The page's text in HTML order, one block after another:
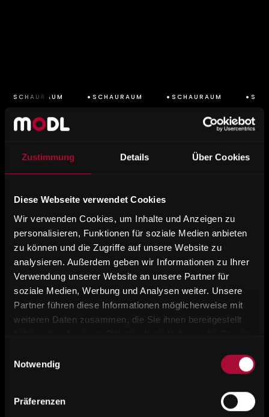
Zustimmung Details Über Cookies
Diese Webseite verwendet Cookies
Wir verwenden Cookies, um Inhalte und Anzeigen zu
personalisieren, Funktionen für soziale Medien anbieten
zu können und die Zugriffe auf unsere Website zu
analysieren. Außerdem geben wir Informationen zu Ihrer
Verwendung unserer Website an unsere Partner für
soziale Medien, Werbung und Analysen weiter. Unsere
Partner führen diese Informationen möglicherweise mit
weiteren Daten zusammen, die Sie ihnen bereitgestellt
Notwendig
Präferenzen
SCHAURAUM SCHAURAUM SCHAURAUM
Fotogallerie